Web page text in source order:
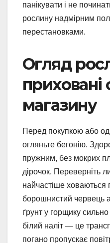
панікувати і не
рослину надмірним
перестановками.
Огляд
магазину
Перед покупкою або
огляньте бегонію.
пружним, без мокрих
дірочок. Переверніть
найчастіше ховаються
борошнистий червець
ґрунт у горщику
білий наліт — це
погано пропускає